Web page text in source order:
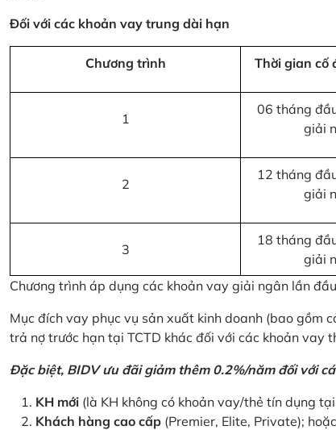
Đối với các khoản vay trung dài hạn
Chương trình Thời gian cố
1
06 tháng
giải
2
12 tháng
giải
3
18 tháng
giải
Chương trình áp dụng các khoản vay giải ngân lần
Mục đích vay phục vụ sản xuất kinh doanh (bao gồm
trả nợ trước hạn tại TCTD khác đối với các khoản vay
Đặc biệt, BIDV ưu đãi giảm thêm 0.2%/năm đối với
KH mới (là KH không có khoản vay/thẻ tín dụng
Khách hàng cao cấp (Premier, Elite, Private); hoặc